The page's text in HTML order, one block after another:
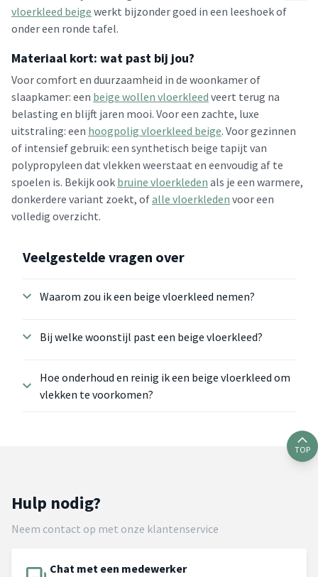
vloerkleed beige werkt bijzonder goed in een leeshoek of
onder een ronde tafel.
Materiaal kort: wat past bij jou?
Voor comfort en duurzaamheid in de woonkamer of
slaapkamer: een beige wollen vloerkleed veert terug na
belasting en blijft jaren mooi. Voor een zachte, luxe
uitstraling: een hoogpolig vloerkleed beige. Voor gezinnen
of intensief gebruik: een synthetisch beige tapijt van
polypropyleen dat vlekken weerstaat en eenvoudig af te
spoelen is. Bekijk ook bruine vloerkleden als je een warmere,
donkerdere variant zoekt, ofalle vloerkleden voor een
volledig overzicht.
Veelgestelde vragen over
Waarom zou ik een beige vloerkleed nemen?
Bij welke woonstijl past een beige vloerkleed?
Hoe onderhoud en reinig ik een beige vloerkleed om
vlekken te voorkomen?
TOP
Hulp nodig?
Neem contact op met onze klantenservice
Chat met een medewerker